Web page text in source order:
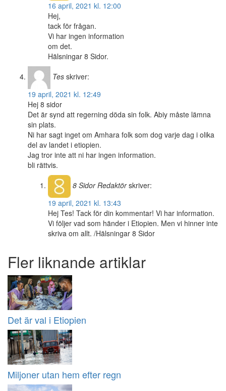
16 april, 2021 kl. 12:00
Hej,
tack för frågan.
Vi har ingen information
om det.
Hälsningar 8 Sidor.
Tes skriver:
19 april, 2021 kl. 12:49
Hej 8 sidor
Det är synd att regerning döda sin folk. Abiy måste lämna
sin plats.
Ni har sagt inget om Amhara folk som dog varje dag i olika
del av landet i etiopien.
Jag tror inte att ni har ingen information.
bli rättvis.
8 SidorRedaktör skriver:
19 april, 2021 kl. 13:43
Hej Tes! Tack för din kommentar! Vi har information.
Vi följer vad som händer i Etiopien. Men vi hinner inte
skriva om allt. /Hälsningar 8 Sidor
Fler liknande artiklar
Det är val i Etiopien
Miljoner utan hem efter regn